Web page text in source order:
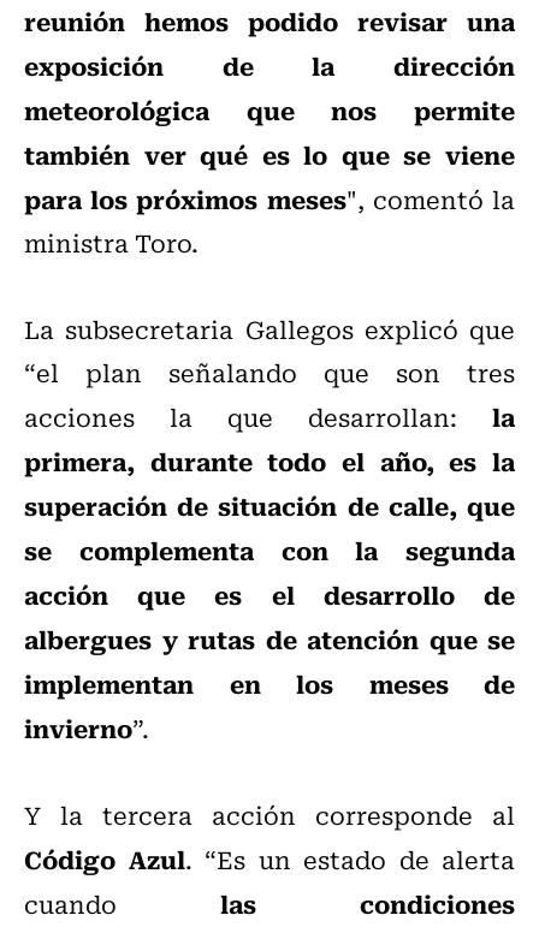
reunión hemos podido revisar una
exposición de la dirección
meteorológica que nos permite
también ver qué es lo que se viene
para los próximos meses", comentó la
ministra Toro.
La subsecretaria Gallegos explicó que
“el plan señalando que son tres
acciones la que desarrollan: la
primera, durante todo el año, es la
superación de situación de calle, que
se complementa con la segunda
acción que es el desarrollo de
albergues y rutas de atención que se
implementan en los meses de
invierno”.
Y la tercera acción corresponde al
Código Azul. “Es un estado de alerta
cuando las condiciones